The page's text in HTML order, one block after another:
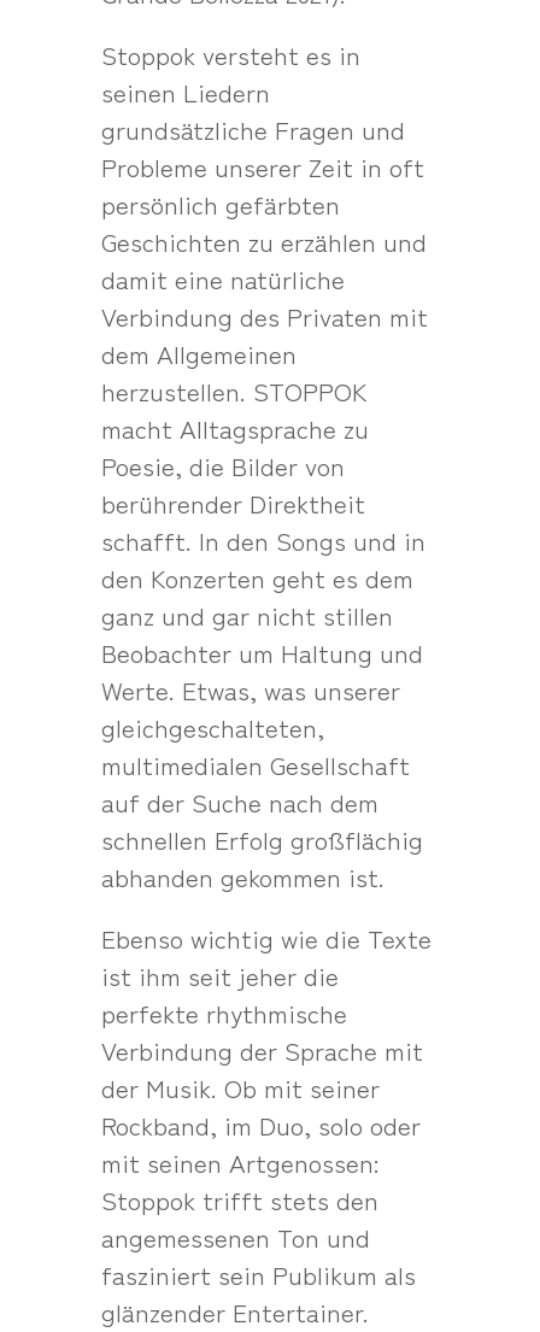
Stoppok versteht es in
seinen Liedern
grundsätzliche Fragen und
Probleme unserer Zeit in oft
persönlich gefärbten
Geschichten zu erzählen und
damit eine natürliche
Verbindung des Privaten mit
dem Allgemeinen
herzustellen. STOPPOK
macht Alltagsprache zu
Poesie, die Bilder von
berührender Direktheit
schafft. In den Songs und in
den Konzerten geht es dem
ganz und gar nicht stillen
Beobachter um Haltung und
Werte. Etwas, was unserer
gleichgeschalteten,
multimedialen Gesellschaft
auf der Suche nach dem
schnellen Erfolg großflächig
abhanden gekommen ist.
Ebenso wichtig wie die Texte
ist ihm seit jeher die
perfekte rhythmische
Verbindung der Sprache mit
der Musik. Ob mit seiner
Rockband, im Duo, solo oder
mit seinen Artgenossen:
Stoppok trifft stets den
angemessenen Ton und
fasziniert sein Publikum als
glänzender Entertainer.